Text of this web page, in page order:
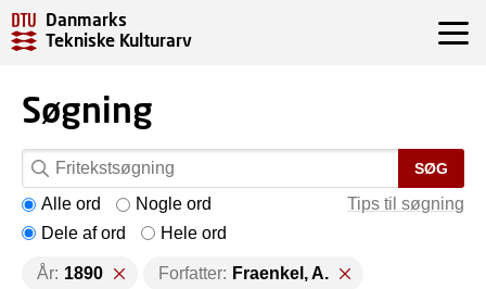
Danmarks
Tekniske Kulturarv
Søgning
SØG
Tips til søgning
Alle ord
Nogle ord
Dele af ord
Hele ord
År: 1890 Forfatter: Fraenkel, A.